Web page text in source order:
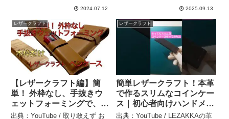
2024.07.12 2025.09.13
レザークラフト
【レザークラフト編】簡
単！ 外枠なし、手抜きウ
ェットフォーミングで、ペ
ンケース – 取り敢えず お
出典：YouTube / 取り敢えず お
レザークラフト
簡単レザークラフト！本革
で作るスリムなコインケー
ス｜初心者向けハンドメイ
ド#レザークラフト#ハンド
出典：YouTube / LEZAKKAの革